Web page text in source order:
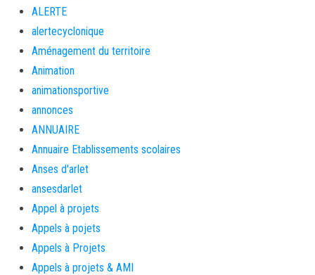
ALERTE
alertecyclonique
Aménagement du territoire
Animation
animationsportive
annonces
ANNUAIRE
Annuaire Etablissements scolaires
Anses d'arlet
ansesdarlet
Appel à projets
Appels à pojets
Appels à Projets
Appels à projets & AMI